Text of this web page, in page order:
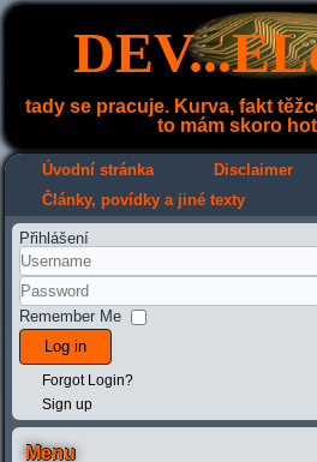
tady se pracuje. Kurva, fakt
to mám skoro
Úvodní stránka Disclaimer
Články, povídky a jiné texty
Přihlášení
Remember Me
Log in
Forgot Login?
Sign up
Menu